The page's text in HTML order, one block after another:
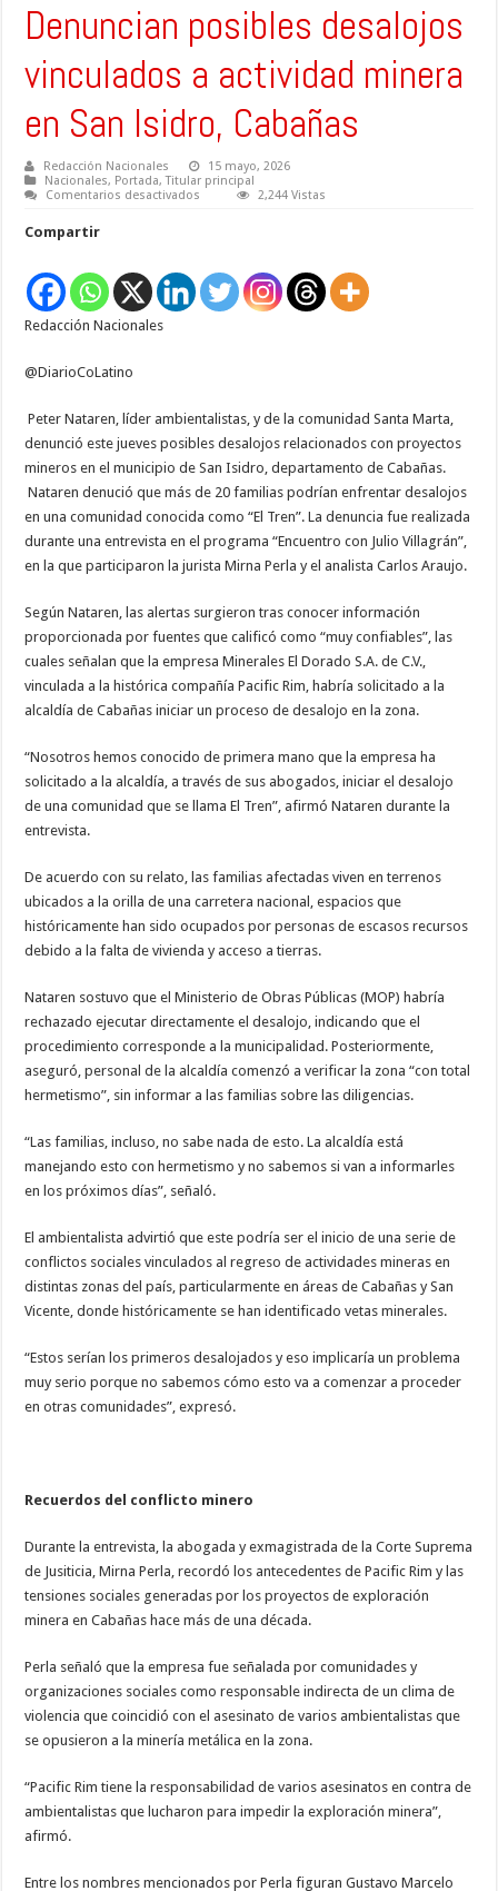
Denuncian posibles desalojos
vinculados a actividad minera
en San Isidro, Cabañas
Redacción Nacionales
15 mayo, 2026
Nacionales, Portada,Titular principal
Comentarios desactivados
actividad
minera
en
2,244 Vistas
Compartir
Redacción Nacionales
@DiarioCoLatino
Peter Nataren, líder ambientalistas, y de la comunidad Santa Marta,
denunció este jueves posibles desalojos relacionados con proyectos
mineros en el municipio de San Isidro, departamento de Cabañas.
Nataren denució que más de 20 familias podrían enfrentar desalojos
en una comunidad conocida como “El Tren”. La denuncia fue realizada
durante una entrevista en el programa “Encuentro con Julio Villagrán”,
en la que participaron la jurista Mirna Perla y el analista Carlos Araujo.
Según Nataren, las alertas surgieron tras conocer información
proporcionada por fuentes que calificó como “muy confiables”, las
cuales señalan que la empresa Minerales El Dorado S.A. de C.V.,
vinculada a la histórica compañía Pacific Rim, habría solicitado a la
alcaldía de Cabañas iniciar un proceso de desalojo en la zona.
“Nosotros hemos conocido de primera mano que la empresa ha
solicitado a la alcaldía, a través de sus abogados, iniciar el desalojo
de una comunidad que se llama El Tren”, afirmó Nataren durante la
entrevista.
De acuerdo con su relato, las familias afectadas viven en terrenos
ubicados a la orilla de una carretera nacional, espacios que
históricamente han sido ocupados por personas de escasos recursos
debido a la falta de vivienda y acceso a tierras.
Nataren sostuvo que el Ministerio de Obras Públicas (MOP) habría
rechazado ejecutar directamente el desalojo, indicando que el
procedimiento corresponde a la municipalidad. Posteriormente,
aseguró, personal de la alcaldía comenzó a verificar la zona “con total
hermetismo”, sin informar a las familias sobre las diligencias.
“Las familias, incluso, no sabe nada de esto. La alcaldía está
manejando esto con hermetismo y no sabemos si van a informarles
en los próximos días”, señaló.
El ambientalista advirtió que este podría ser el inicio de una serie de
conflictos sociales vinculados al regreso de actividades mineras en
distintas zonas del país, particularmente en áreas de Cabañas y San
Vicente, donde históricamente se han identificado vetas minerales.
“Estos serían los primeros desalojados y eso implicaría un problema
muy serio porque no sabemos cómo esto va a comenzar a proceder
en otras comunidades”, expresó.
Recuerdos del conflicto minero
Durante la entrevista, la abogada y exmagistrada de la Corte Suprema
de Jusiticia, Mirna Perla, recordó los antecedentes de Pacific Rim y las
tensiones sociales generadas por los proyectos de exploración
minera en Cabañas hace más de una década.
Perla señaló que la empresa fue señalada por comunidades y
organizaciones sociales como responsable indirecta de un clima de
violencia que coincidió con el asesinato de varios ambientalistas que
se opusieron a la minería metálica en la zona.
“Pacific Rim tiene la responsabilidad de varios asesinatos en contra de
ambientalistas que lucharon para impedir la exploración minera”,
afirmó.
Entre los nombres mencionados por Perla figuran Gustavo Marcelo